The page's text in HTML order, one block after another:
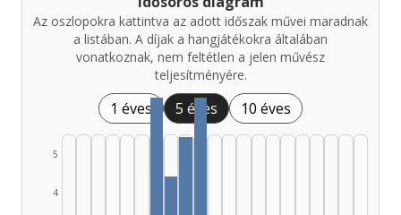
Az oszlopokra kattintva az adott időszak művei maradnak
a listában. A díjak a hangjátékokra általában
vonatkoznak, nem feltétlen a jelen művész
teljesítményére.
1 éves 5 éves 10 éves
4
5